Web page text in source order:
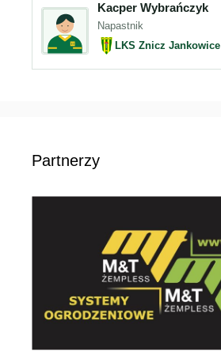
Kacper Wybrańczyk
Napastnik
LKS Znicz Jankowice
Partnerzy